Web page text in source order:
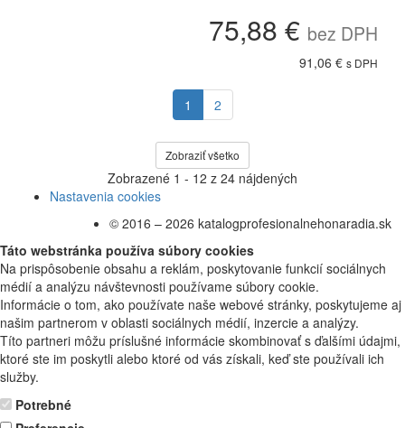
75,88 € bez DPH
91,06 € s DPH
1 2
Zobraziť všetko
Zobrazené 1 - 12 z 24 nájdených
Nastavenia cookies
© 2016 – 2026 katalogprofesionalnehonaradia.sk
Táto webstránka používa súbory cookies
Na prispôsobenie obsahu a reklám, poskytovanie funkcií sociálnych
médií a analýzu návštevnosti používame súbory cookie.
Informácie o tom, ako používate naše webové stránky, poskytujeme aj
našim partnerom v oblasti sociálnych médií, inzercie a analýzy.
Títo partneri môžu príslušné informácie skombinovať s ďalšími údajmi,
ktoré ste im poskytli alebo ktoré od vás získali, keď ste používali ich
služby.
Potrebné